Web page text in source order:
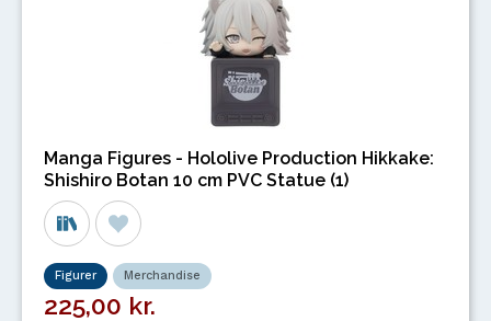
Manga Figures - Hololive Production Hikkake:
Shishiro Botan 10 cm PVC Statue (1)
Figurer Merchandise
225,00 kr.